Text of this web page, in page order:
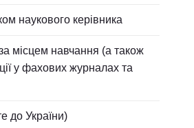
наукового керівника
місцем навчання (а також
у фахових журналах та
до України)